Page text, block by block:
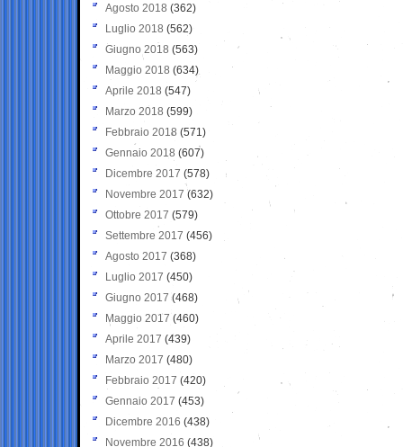
Agosto 2018 (362)
Luglio 2018 (562)
Giugno 2018 (563)
Maggio 2018 (634)
Aprile 2018 (547)
Marzo 2018 (599)
Febbraio 2018 (571)
Gennaio 2018 (607)
Dicembre 2017 (578)
Novembre 2017 (632)
Ottobre 2017 (579)
Settembre 2017 (456)
Agosto 2017 (368)
Luglio 2017 (450)
Giugno 2017 (468)
Maggio 2017 (460)
Aprile 2017 (439)
Marzo 2017 (480)
Febbraio 2017 (420)
Gennaio 2017 (453)
Dicembre 2016 (438)
Novembre 2016 (438)